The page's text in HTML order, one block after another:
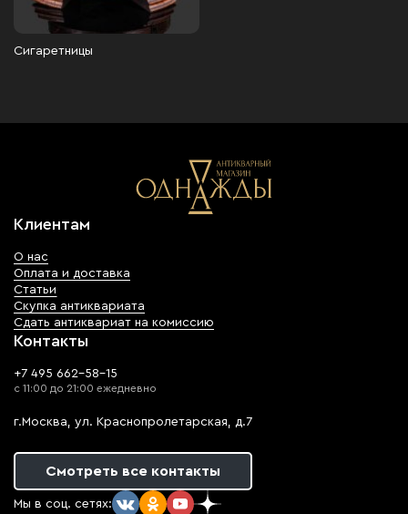
Сигаретницы
Клиентам
О нас
Оплата и доставка
Статьи
Скупка антиквариата
Сдать антиквариат на комиссию
Контакты
+7 495 662-58-15
с 11:00 до 21:00 ежедневно
г.Москва, ул. Краснопролетарская, д.7
Смотреть все контакты
Мы в соц. сетях: